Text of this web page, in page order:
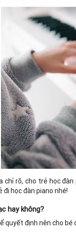
chỉ rõ, cho trẻ học
học đàn piano nhé!
hay không?
quyết định nên cho bé